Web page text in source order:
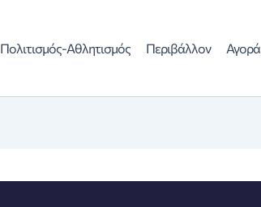
Πολιτισμός-Αθλητισμός Περιβάλλον Αγορά